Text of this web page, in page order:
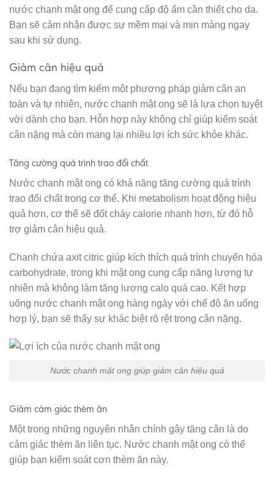
nước chanh mật ong để cung cấp độ ẩm cần thiết cho da.
Bạn sẽ cảm nhận được sự mềm mại và mịn màng ngay
sau khi sử dụng.
Giảm cân hiệu quả
Nếu bạn đang tìm kiếm một phương pháp giảm cân an
toàn và tự nhiên, nước chanh mật ong sẽ là lựa chọn tuyệt
vời dành cho bạn. Hỗn hợp này không chỉ giúp kiểm soát
cân nặng mà còn mang lại nhiều lợi ích sức khỏe khác.
Tăng cường quá trình trao đổi chất
Nước chanh mật ong có khả năng tăng cường quá trình
trao đổi chất trong cơ thể. Khi metabolism hoạt động hiệu
quả hơn, cơ thể sẽ đốt cháy calorie nhanh hơn, từ đó hỗ
trợ giảm cân hiệu quả.
Chanh chứa axit citric giúp kích thích quá trình chuyển hóa
carbohydrate, trong khi mật ong cung cấp năng lượng tự
nhiên mà không làm tăng lượng calo quá cao. Kết hợp
uống nước chanh mật ong hàng ngày với chế độ ăn uống
hợp lý, bạn sẽ thấy sự khác biệt rõ rệt trong cân nặng.
Nước chanh mật ong giúp giảm cân hiệu quả
Giảm cảm giác thèm ăn
Một trong những nguyên nhân chính gây tăng cân là do
cảm giác thèm ăn liên tục. Nước chanh mật ong có thể
giúp bạn kiểm soát cơn thèm ăn này.